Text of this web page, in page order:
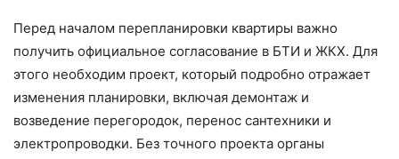
Перед началом перепланировки квартиры важно
получить официальное согласование в БТИ и ЖКХ. Для
этого необходим проект, который подробно отражает
изменения планировки, включая демонтаж и
возведение перегородок, перенос сантехники и
электропроводки. Без точного проекта органы